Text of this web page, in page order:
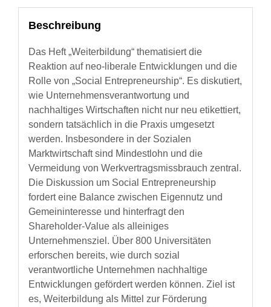
Beschreibung
Das Heft „Weiterbildung“ thematisiert die
Reaktion auf neo-liberale Entwicklungen und die
Rolle von „Social Entrepreneurship“. Es diskutiert,
wie Unternehmensverantwortung und
nachhaltiges Wirtschaften nicht nur neu etikettiert,
sondern tatsächlich in die Praxis umgesetzt
werden. Insbesondere in der Sozialen
Marktwirtschaft sind Mindestlohn und die
Vermeidung von Werkvertragsmissbrauch zentral.
Die Diskussion um Social Entrepreneurship
fordert eine Balance zwischen Eigennutz und
Gemeininteresse und hinterfragt den
Shareholder-Value als alleiniges
Unternehmensziel. Über 800 Universitäten
erforschen bereits, wie durch sozial
verantwortliche Unternehmen nachhaltige
Entwicklungen gefördert werden können. Ziel ist
es, Weiterbildung als Mittel zur Förderung